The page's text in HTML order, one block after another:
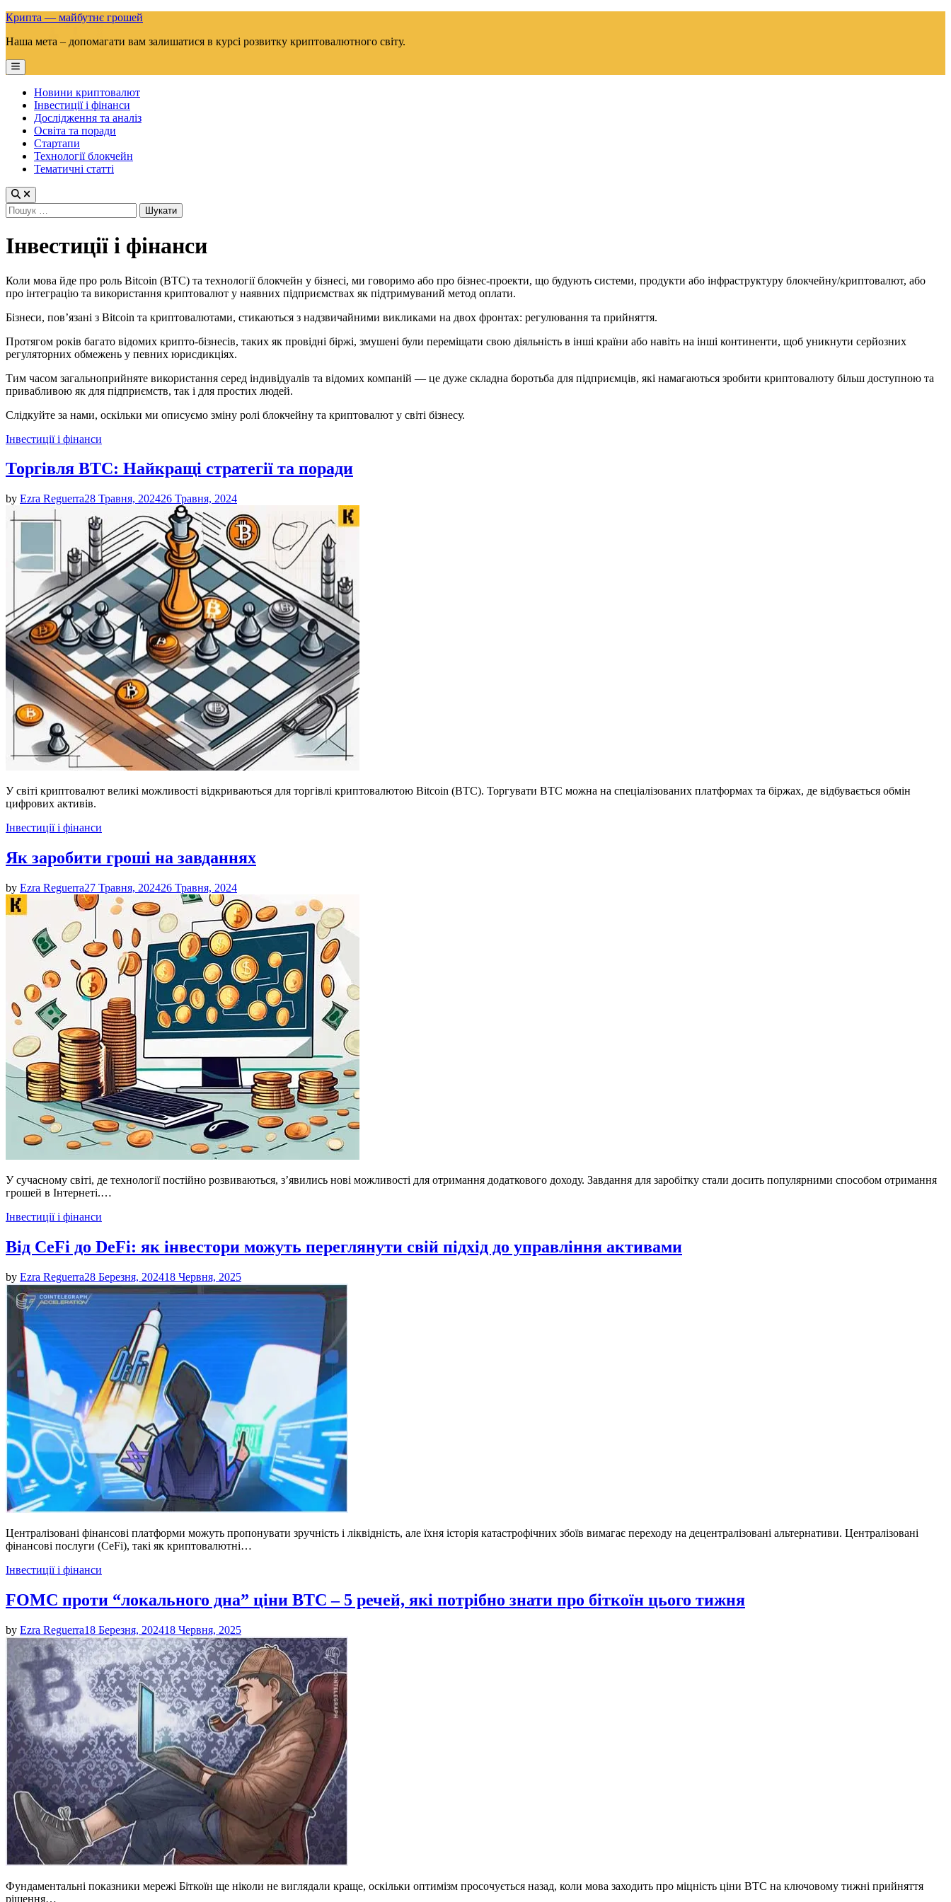
Skip
content
Крипта — майбутнє грошей
Наша мета – допомагати вам залишатися в курсі розвитку криптовалютного світу.
Main
Menu
Новини криптовалют
Інвестиції і фінанси
Дослідження та аналіз
Освіта та поради
Стартапи
Технології блокчейн
Тематичні статті
Пошук:
Інвестиції і фінанси
Коли мова йде про роль Bitcoin (BTC) та технології блокчейн у бізнесі, ми говоримо або про бізнес-проекти, що будують системи, продукти або інфраструктуру блокчейну/криптовалют, або
про інтеграцію та використання криптовалют у наявних підприємствах як підтримуваний метод оплати.
Бізнеси, пов’язані з Bitcoin та криптовалютами, стикаються з надзвичайними викликами на двох фронтах: регулювання та прийняття.
Протягом років багато відомих крипто-бізнесів, таких як провідні біржі, змушені були переміщати свою діяльність в інші країни або навіть на інші континенти, щоб уникнути серйозних
регуляторних обмежень у певних юрисдикціях.
Тим часом загальноприйняте використання серед індивідуалів та відомих компаній — це дуже складна боротьба для підприємців, які намагаються зробити криптовалюту більш доступною та
привабливою як для підприємств, так і для простих людей.
Слідкуйте за нами, оскільки ми описуємо зміну ролі блокчейну та криптовалют у світі бізнесу.
Posted
Інвестиції і фінанси
Торгівля BTC: Найкращі стратегії та поради
by Ezra Reguerra28 Травня, 202426 Травня, 2024
У світі криптовалют великі можливості відкриваються для торгівлі криптовалютою Bitcoin (BTC). Торгувати BTC можна на спеціалізованих платформах та біржах, де відбувається обмін
цифрових активів.
Posted
Інвестиції і фінанси
Як заробити гроші на завданнях
by Ezra Reguerra27 Травня, 202426 Травня, 2024
У сучасному світі, де технології постійно розвиваються, з’явились нові можливості для отримання додаткового доходу. Завдання для заробітку стали досить популярними способом отримання
грошей в Інтернеті.…
Posted
Інвестиції і фінанси
Від CeFi до DeFi: як інвестори можуть переглянути свій підхід до управління активами
by Ezra Reguerra28 Березня, 202418 Червня, 2025
Централізовані фінансові платформи можуть пропонувати зручність і ліквідність, але їхня історія катастрофічних збоїв вимагає переходу на децентралізовані альтернативи. Централізовані
фінансові послуги (CeFi), такі як криптовалютні…
Posted
Інвестиції і фінанси
FOMC проти “локального дна” ціни BTC – 5 речей, які потрібно знати про біткоїн цього тижня
by Ezra Reguerra18 Березня, 202418 Червня, 2025
Фундаментальні показники мережі Біткоїн ще ніколи не виглядали краще, оскільки оптимізм просочується назад, коли мова заходить про міцність ціни BTC на ключовому тижні прийняття
рішення…